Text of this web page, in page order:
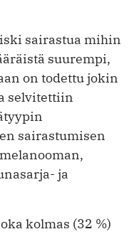
sairastua mihin
suurempi,
on todettu jokin
selvitettiin
sairastumisen
ja
kolmas (32 %)